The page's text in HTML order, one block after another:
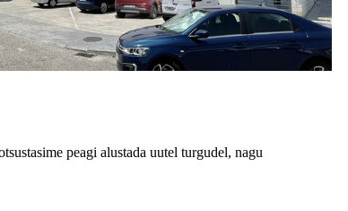
peagi alustada uutel turgudel, nagu